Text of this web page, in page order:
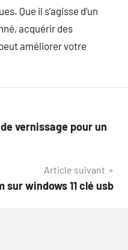
Que il s’agisse d’un
acquérir des
améliorer votre
vernissage pour un
Article suivant
sur windows 11 clé usb